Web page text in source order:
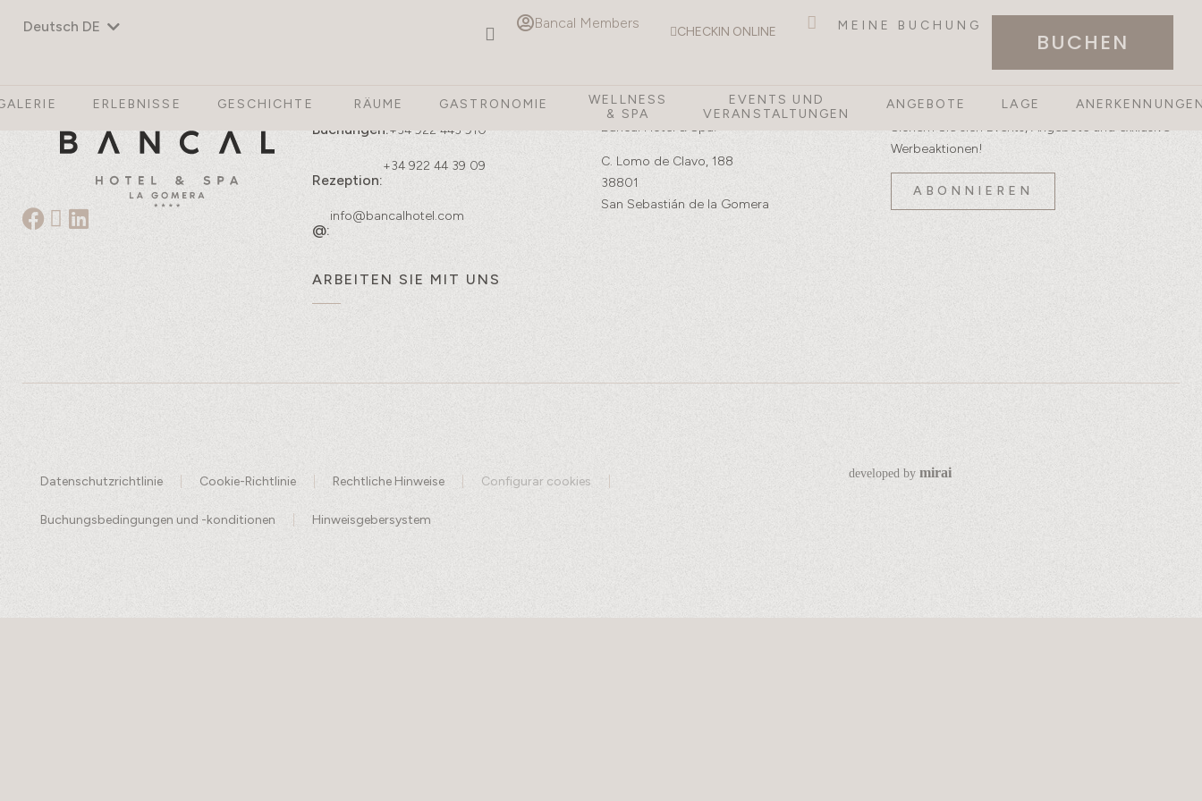
Deutsch DE Bancal Members
CHECKIN ONLINE MEINE BUCHUNG
BUCHEN
ERLEBNISSE GESCHICHTE RÄUME GASTRONOMIE
WELLNESS
& SPA
EVENTS UND
VERANSTALTUNGEN
ANGEBOTE LAGE
Kontakt
Buchungen:+34 922 443 910
Rezeption:
+34 922 44 39 09
@:
info@bancalhotel.com
ARBEITEN SIE MIT UNS
Lage
Bancal Hotel & Spa:
C. Lomo de Clavo, 188
38801
San Sebastián de la Gomera
Sichern Sie sich Events, Angebote und exklusive
Werbeaktionen!
ABONNIEREN
Datenschutzrichtlinie Cookie-Richtlinie Rechtliche Hinweise Configurar cookies
Buchungsbedingungen und -konditionen Hinweisgebersystem
developed bymirai